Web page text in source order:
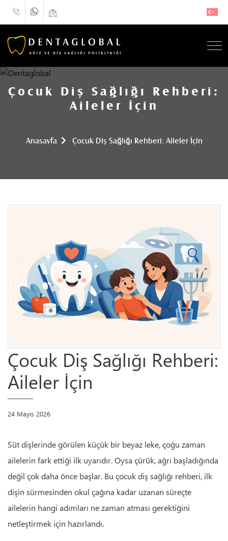
Çocuk Diş Sağlığı Rehberi:
Aileler İçin
Anasayfa Çocuk Diş Sağlığı Rehberi: Aileler İçin
Çocuk Diş Sağlığı Rehberi:
Aileler İçin
24 Mayıs 2026
Süt dişlerinde görülen küçük bir beyaz leke, çoğu zaman
ailelerin fark ettiği ilk uyarıdır. Oysa çürük, ağrı başladığında
değil çok daha önce başlar. Bu çocuk diş sağlığı rehberi, ilk
dişin sürmesinden okul çağına kadar uzanan süreçte
ailelerin hangi adımları ne zaman atması gerektiğini
netleştirmek için hazırlandı.